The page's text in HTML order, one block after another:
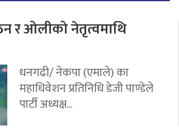
र ओलीको नेतृत्वमाथि
धनगढी/ नेकपा (एमाले) का
महाधिवेशन प्रतिनिधि डेजी पाण्डेले
पार्टी अध्यक्ष...